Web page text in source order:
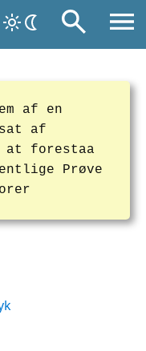
af en
af
forestaa
Prøve